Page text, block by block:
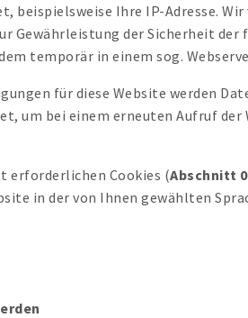
beispielsweise Ihre IP-Adresse.
Gewährleistung der Sicherheit
temporär in einem sog.
für diese Website werden
um bei einem erneuten Aufruf
erforderlichen Cookies (Abschnitt 0
in der von Ihnen gewählten